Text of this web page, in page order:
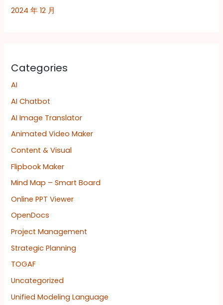
2024 年 12 月
Categories
AI
AI Chatbot
AI Image Translator
Animated Video Maker
Content & Visual
Flipbook Maker
Mind Map – Smart Board
Online PPT Viewer
OpenDocs
Project Management
Strategic Planning
TOGAF
Uncategorized
Unified Modeling Language